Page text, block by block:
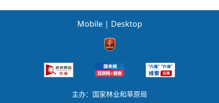
Mobile | Desktop
主办：国家林业和草原局